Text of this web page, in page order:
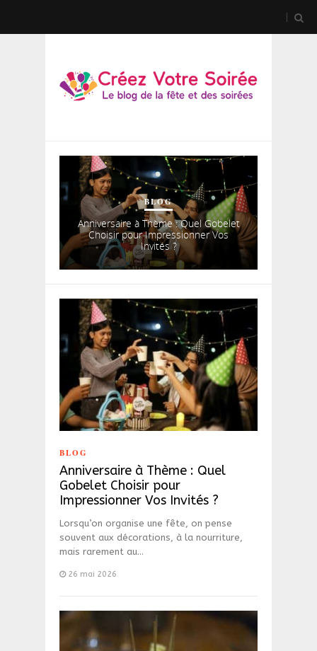
BLOG
Anniversaire à Thème : Quel Gobelet
Choisir pour Impressionner Vos
Invités ?
BLOG
Anniversaire à Thème : Quel
Gobelet Choisir pour
Impressionner Vos Invités ?
Lorsqu’on organise une fête, on pense
souvent aux décorations, à la nourriture,
mais rarement au…
26 mai 2026